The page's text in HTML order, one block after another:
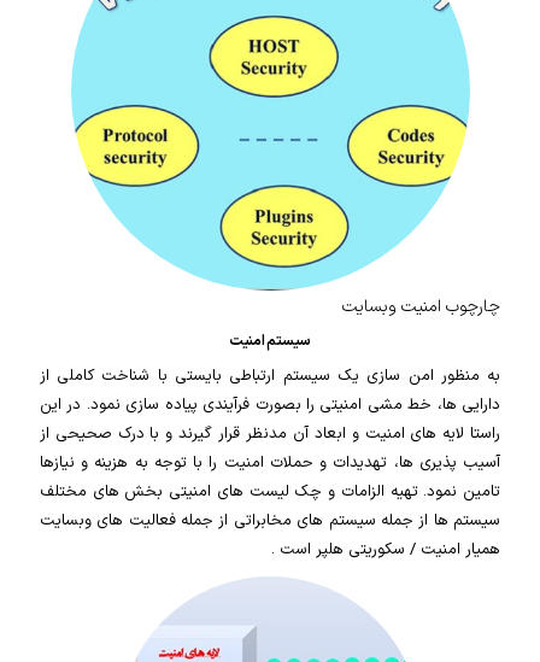
چارچوب امنیت وبسایت
سیستم امنیت
به منظور امن سازی یک سیستم ارتباطی بایستی با شناخت کاملی از
دارایی ها، خط مشی امنیتی را بصورت فرآیندی پیاده سازی نمود. در این
راستا لایه های امنیت و ابعاد آن مدنظر قرار گیرند و با درک صحیحی از
آسیب پذیری ها، تهدیدات و حملات امنیت را با توجه به هزینه و نیازها
تامین نمود. تهیه الزامات و چک لیست های امنیتی بخش های مختلف
سیستم ها از جمله سیستم های مخابراتی از جمله فعالیت های وبسایت
همیار امنیت / سکوریتی هلپر است .